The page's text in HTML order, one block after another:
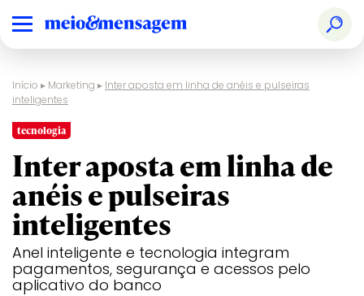
Início ▸ Marketing ▸ Inter aposta em linha de anéis e pulseiras
inteligentes
tecnologia
Inter aposta em linha de
anéis e pulseiras
inteligentes
Anel inteligente e tecnologia integram
pagamentos, segurança e acessos pelo
aplicativo do banco